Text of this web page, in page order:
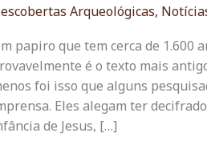
Arqueológicas,
papiro que tem cerca de 1.600
é o texto mais
foi isso que alguns
Eles alegam ter
de Jesus, […]